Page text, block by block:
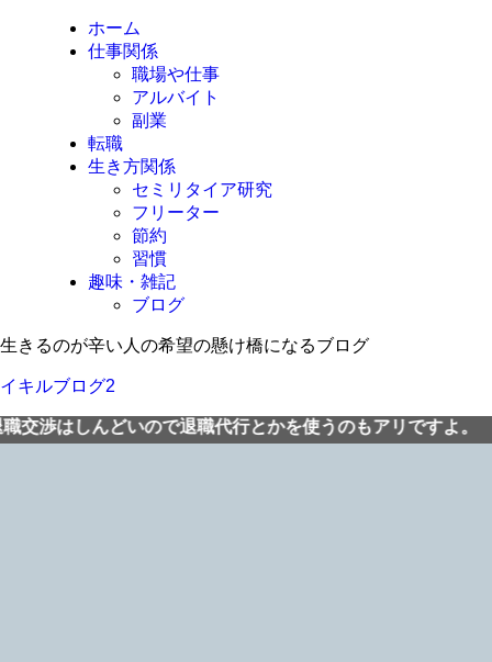
ホーム
仕事関係
職場や仕事
アルバイト
副業
転職
生き方関係
セミリタイア研究
フリーター
節約
習慣
趣味・雑記
ブログ
生きるのが辛い人の希望の懸け橋になるブログ
イキルブログ2
どいので退職代行とかを使うのもアリですよ。